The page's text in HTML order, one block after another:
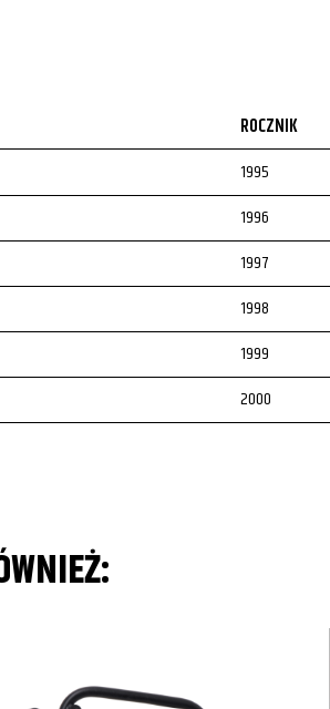
ROCZNIK
1995
1996
1997
1998
1999
2000